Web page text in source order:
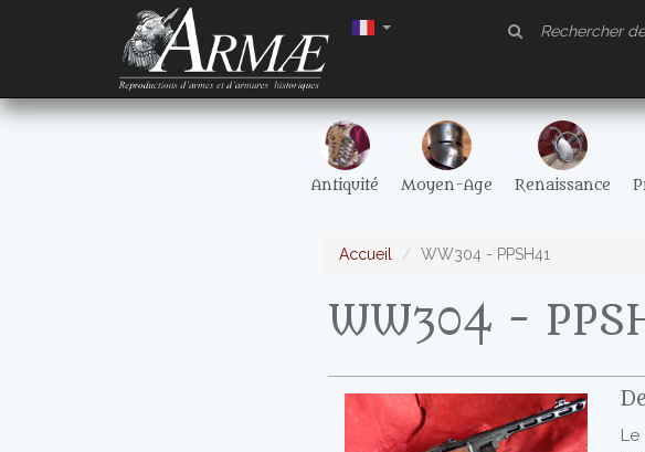
Antiquité Moyen-Age Renaissance
Accueil WW304 - PPSH41
WW304 -